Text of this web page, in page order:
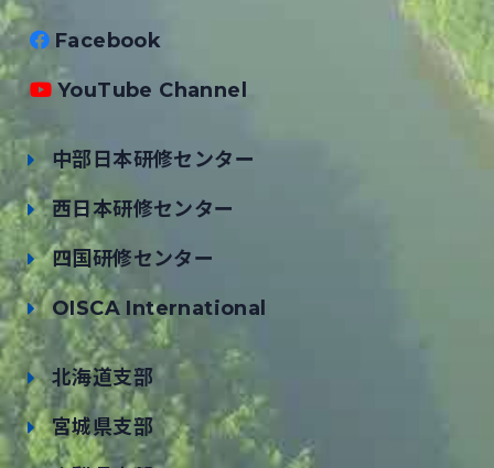
Facebook
YouTube Channel
中部日本研修センター
西日本研修センター
四国研修センター
OISCA International
北海道支部
宮城県支部